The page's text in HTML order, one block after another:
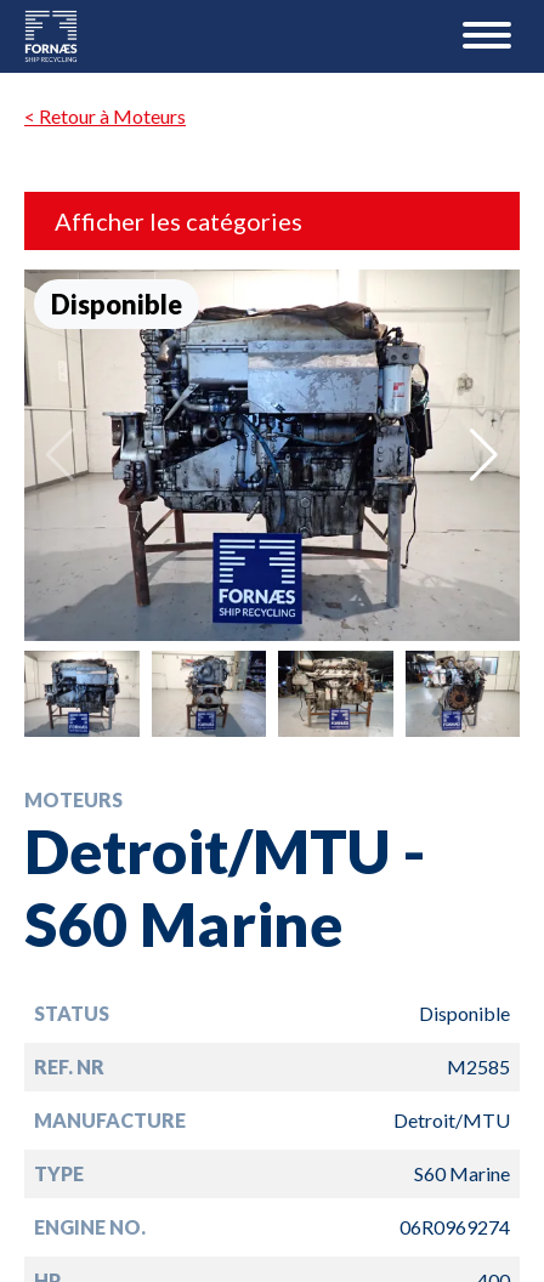
< Retour à Moteurs
Afficher les catégories
Disponible
MOTEURS
Detroit/MTU -
S60 Marine
STATUS Disponible
REF. NR M2585
MANUFACTURE Detroit/MTU
TYPE S60 Marine
ENGINE NO. 06R0969274